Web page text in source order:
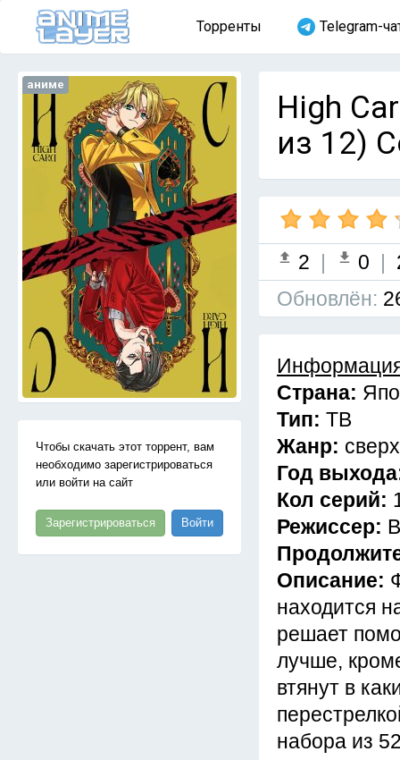
Торренты Telegram-
аниме
Чтобы скачать этот торрент, вам
необходимо зарегистрироваться
или войти на сайт
Зарегистрироваться Войти
High
из 12)
2 | 0 |
Обновлён:
Страна:
Тип: ТВ
Жанр:
Год
Кол серий:
Режиссер:
Описание:
находится
решает
лучше,
втянут в
набора из